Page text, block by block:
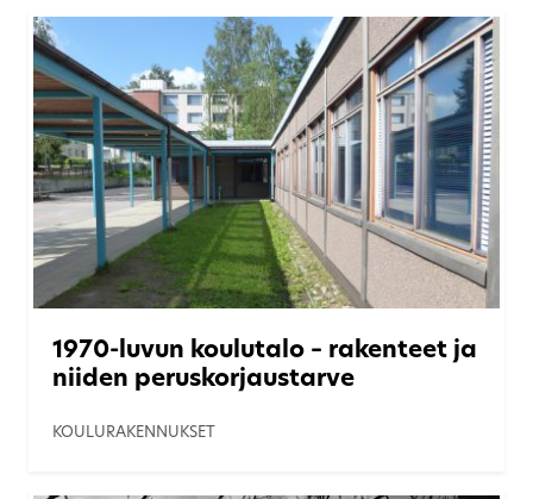
1970-luvun koulutalo – rakenteet ja
niiden peruskorjaustarve
KOULURAKENNUKSET